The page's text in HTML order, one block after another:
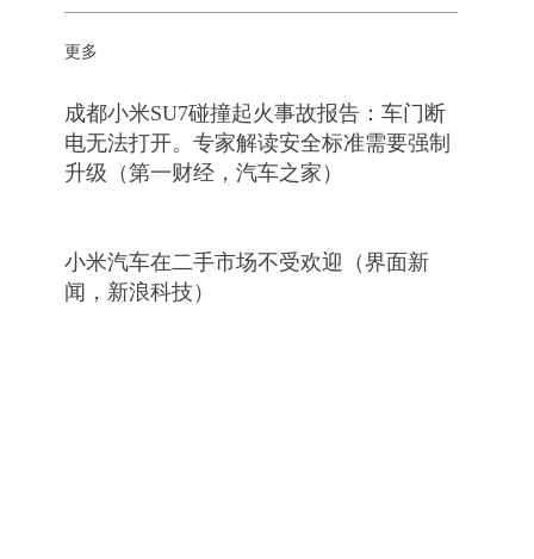
更多
成都小米SU7碰撞起火事故报告：车门断
电无法打开。专家解读安全标准需要强制
升级（第一财经，汽车之家）
小米汽车在二手市场不受欢迎（界面新
闻，新浪科技）